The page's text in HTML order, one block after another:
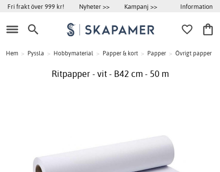
Fri frakt över 999 kr! Nyheter >> Kampanj >> Information
Hem > Pyssla > Hobbymaterial > Papper & kort > Papper > Övrigt papper
Ritpapper - vit - B42 cm - 50 m